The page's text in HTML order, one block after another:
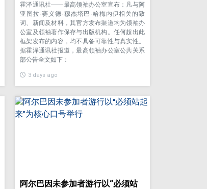
霍泽通讯社——最高领袖办公室宣布：凡与阿
亚图拉·赛义德·穆杰塔巴·哈梅内伊相关的致
词、新闻及材料，其官方发布渠道均为领袖办
公室及领袖著作保存与出版机构。任何超出此
框架发布的内容，均不具备可靠性与真实性。
据霍泽通讯社报道，最高领袖办公室公共关系
部公告全文如下：
3 days ago
阿尔巴因未参加者游行以“必须站